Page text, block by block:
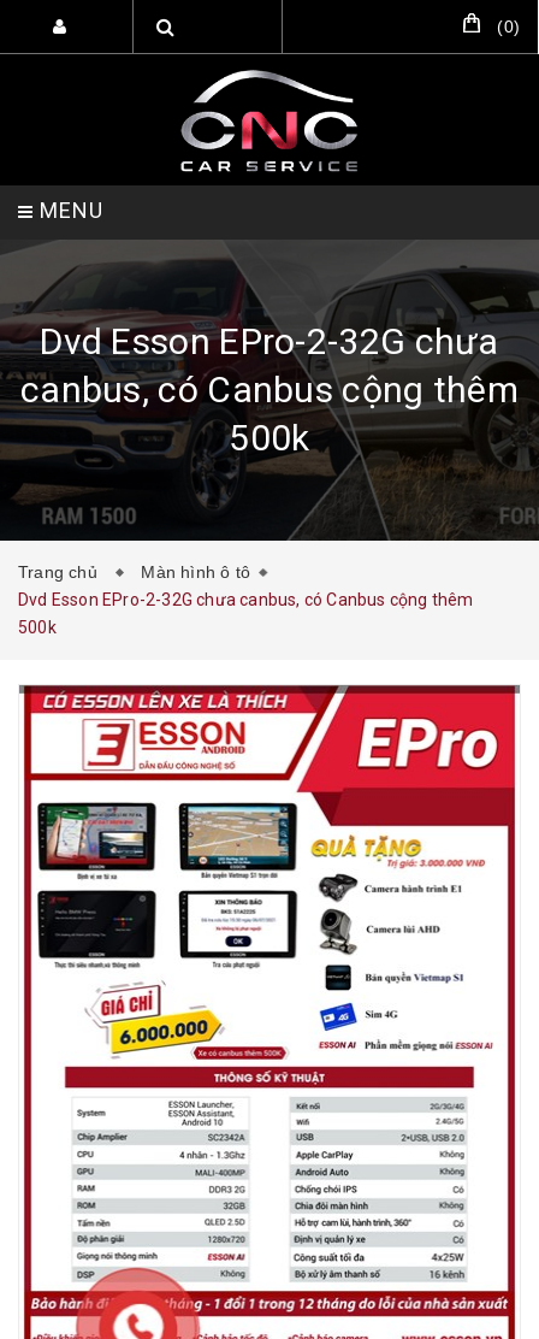
(0)
MENU
TRANG CHỦ DỊCH VỤ SẢN PHẨM
HỖ TRỢ SETUP GARA LIÊN HỆ
Dvd Esson EPro-2-32G chưa
canbus, có Canbus cộng thêm
500k
Trang chủ
Màn hình ô tô
Dvd Esson EPro-2-32G chưa canbus, có Canbus cộng thêm
500k